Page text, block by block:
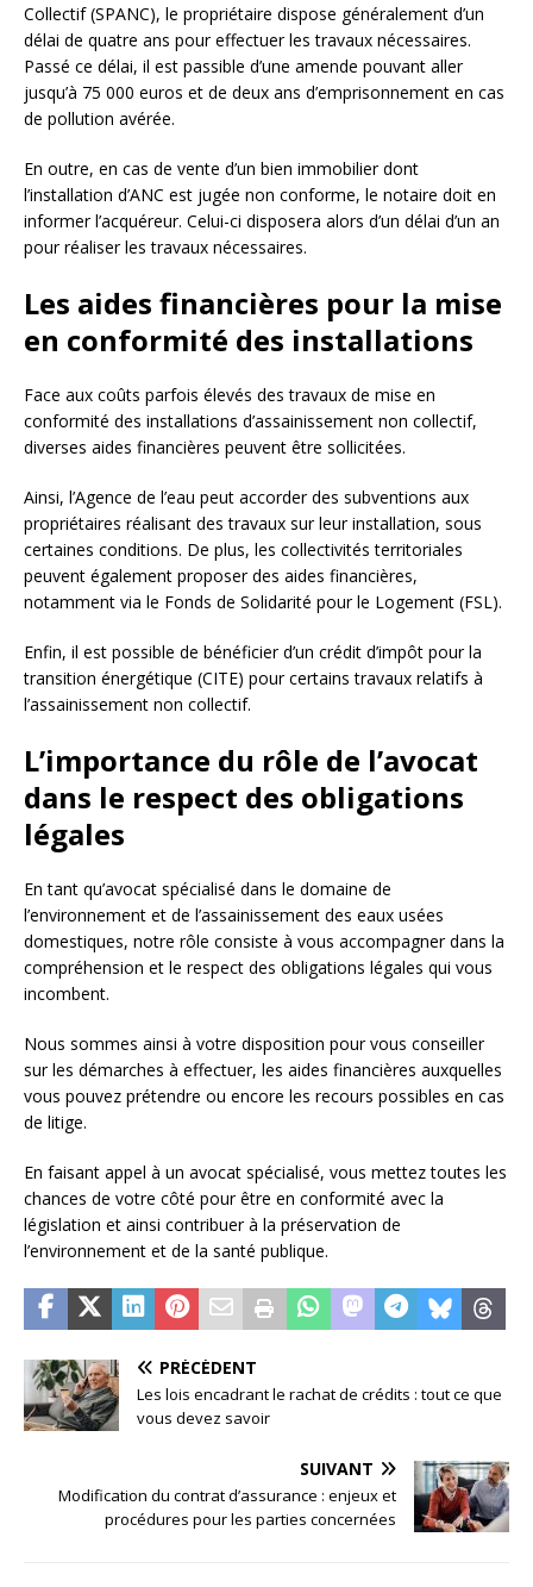
Collectif (SPANC), le propriétaire dispose généralement d’un
délai de quatre ans pour effectuer les travaux nécessaires.
Passé ce délai, il est passible d’une amende pouvant aller
jusqu’à 75 000 euros et de deux ans d’emprisonnement en cas
de pollution avérée.
En outre, en cas de vente d’un bien immobilier dont
l’installation d’ANC est jugée non conforme, le notaire doit en
informer l’acquéreur. Celui-ci disposera alors d’un délai d’un an
pour réaliser les travaux nécessaires.
Les aides financières pour la mise
en conformité des installations
Face aux coûts parfois élevés des travaux de mise en
conformité des installations d’assainissement non collectif,
diverses aides financières peuvent être sollicitées.
Ainsi, l’Agence de l’eau peut accorder des subventions aux
propriétaires réalisant des travaux sur leur installation, sous
certaines conditions. De plus, les collectivités territoriales
peuvent également proposer des aides financières,
notamment via le Fonds de Solidarité pour le Logement (FSL).
Enfin, il est possible de bénéficier d’un crédit d’impôt pour la
transition énergétique (CITE) pour certains travaux relatifs à
l’assainissement non collectif.
L’importance du rôle de l’avocat
dans le respect des obligations
légales
En tant qu’avocat spécialisé dans le domaine de
l’environnement et de l’assainissement des eaux usées
domestiques, notre rôle consiste à vous accompagner dans la
compréhension et le respect des obligations légales qui vous
incombent.
Nous sommes ainsi à votre disposition pour vous conseiller
sur les démarches à effectuer, les aides financières auxquelles
vous pouvez prétendre ou encore les recours possibles en cas
de litige.
En faisant appel à un avocat spécialisé, vous mettez toutes les
chances de votre côté pour être en conformité avec la
législation et ainsi contribuer à la préservation de
l’environnement et de la santé publique.
PRÉCÉDENT
Les lois encadrant le rachat de crédits : tout ce que
vous devez savoir
SUIVANT
Modification du contrat d’assurance : enjeux et
procédures pour les parties concernées